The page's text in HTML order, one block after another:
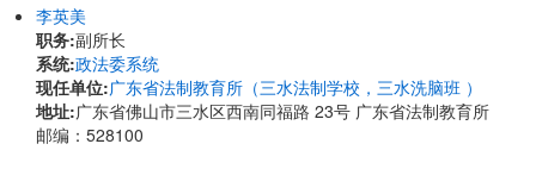
李英美
职务:副所长
系统:政法委系统
现任单位:广东省法制教育所（三水法制学校，三水洗脑班 ）
地址:广东省佛山市三水区西南同福路 23号 广东省法制教育所
邮编：528100